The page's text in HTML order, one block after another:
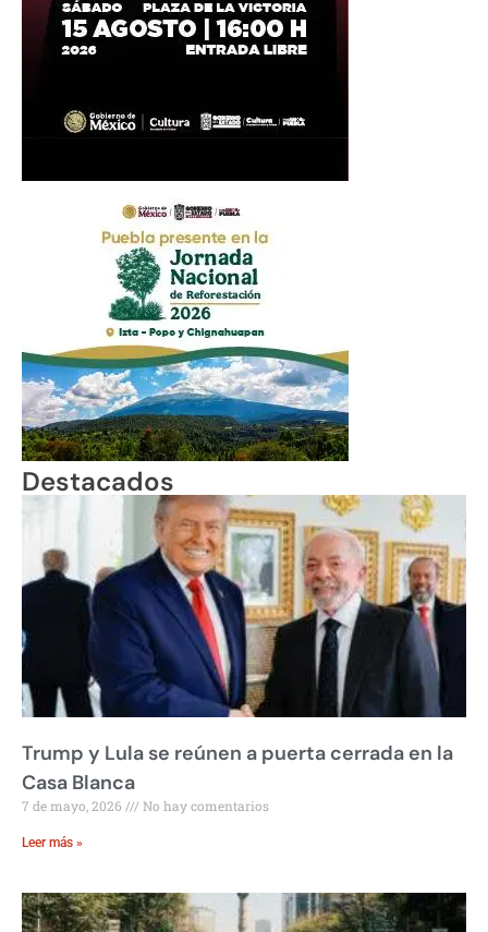
Destacados
Trump y Lula se reúnen a puerta cerrada en la
Casa Blanca
7 de mayo, 2026 No hay comentarios
Leer más »